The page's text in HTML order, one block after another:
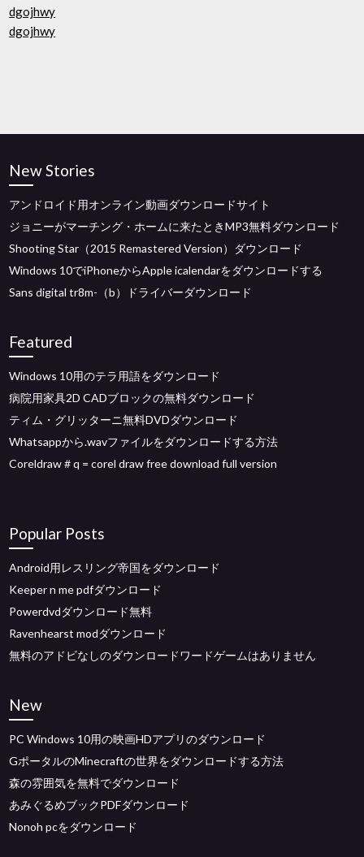
dgojhwy
dgojhwy
New Stories
アンドロイド用オンライン動画ダウンロードサイト
ジョニーがマーチング・ホームに来たときMP3無料ダウンロード
Shooting Star（2015 Remastered Version）ダウンロード
Windows 10でiPhoneからApple icalendarをダウンロードする
Sans digital tr8m-（b）ドライバーダウンロード
Featured
Windows 10用のテラ用語をダウンロード
病院用家具2D CADブロックの無料ダウンロード
ティム・グリッターニ無料DVDダウンロード
Whatsappから.wavファイルをダウンロードする方法
Coreldraw＃q = corel draw free download full version
Popular Posts
Android用レスリング帝国をダウンロード
Keeper n me pdfダウンロード
Powerdvdダウンロード無料
Ravenhearst modダウンロード
無料のアドビなしのダウンロードワードゲームはありません
New
PC Windows 10用の映画HDアプリのダウンロード
GポータルのMinecraftの世界をダウンロードする方法
森の雰囲気を無料でダウンロード
あみぐるめブックPDFダウンロード
Nonoh pcをダウンロード